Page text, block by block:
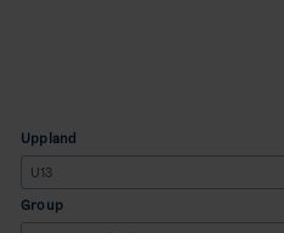
Uppland
Group